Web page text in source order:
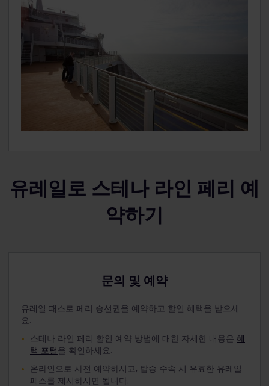
유레일로 스테나 라인 페리 예
약하기
문의 및 예약
유레일 패스로 페리 승선권을 예약하고 할인 혜택을 받으세
요.
스테나 라인 페리 할인 예약 방법에 대한 자세한 내용은 혜
택 포털을 확인하세요.
온라인으로 사전 예약하시고, 탑승 수속 시 유효한 유레일
패스를 제시하시면 됩니다.